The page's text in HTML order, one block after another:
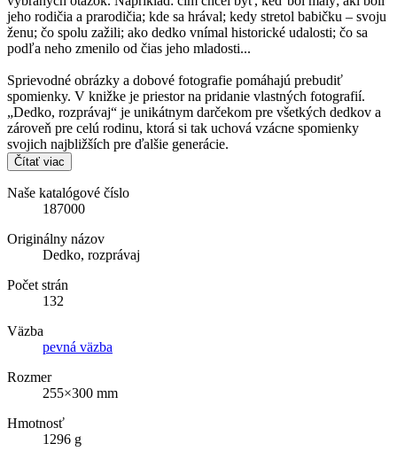
jeho rodičia a prarodičia; kde sa hrával; kedy stretol babičku – svoju
ženu; čo spolu zažili; ako dedko vnímal historické udalosti; čo sa
podľa neho zmenilo od čias jeho mladosti...
Sprievodné obrázky a dobové fotografie pomáhajú prebudiť
spomienky. V knižke je priestor na pridanie vlastných fotografií.
„Dedko, rozprávaj“ je unikátnym darčekom pre všetkých dedkov a
zároveň pre celú rodinu, ktorá si tak uchová vzácne spomienky
svojich najbližších pre ďalšie generácie.
Čítať viac
Naše katalógové číslo
187000
Originálny názov
Dedko, rozprávaj
Počet strán
132
Väzba
pevná väzba
Rozmer
255×300 mm
Hmotnosť
1296 g